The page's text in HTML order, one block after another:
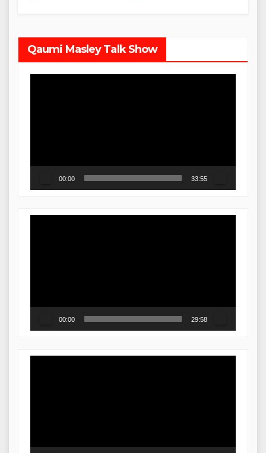
Qaumi Masley Talk Show
00:00 33:55
00:00 29:58